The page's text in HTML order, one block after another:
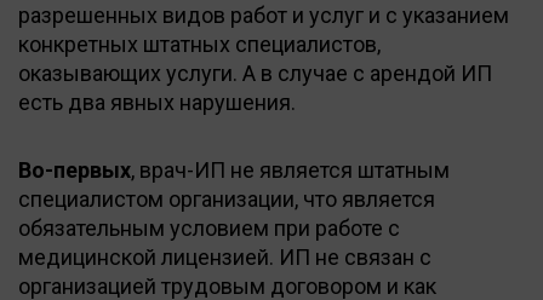
разрешенных видов работ и услуг и с указанием
конкретных штатных специалистов,
оказывающих услуги. А в случае с арендой ИП
есть два явных нарушения.
Во-первых, врач-ИП не является штатным
специалистом организации, что является
обязательным условием при работе с
медицинской лицензией. ИП не связан с
организацией трудовым договором и как